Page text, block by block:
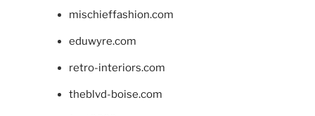
mischieffashion.com
eduwyre.com
retro-interiors.com
theblvd-boise.com